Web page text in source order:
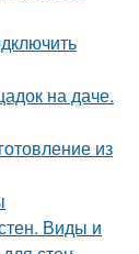
на даче.
из
Виды и